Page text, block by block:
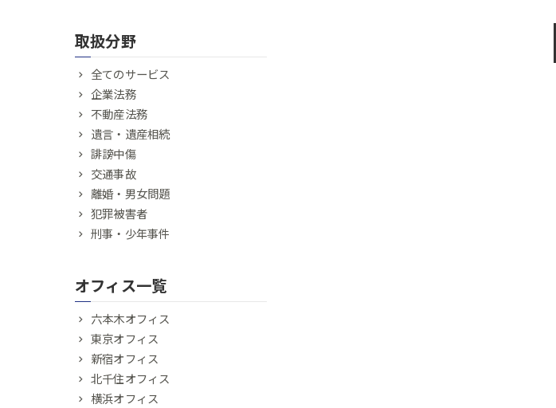
取扱分野
全てのサービス
企業法務
不動産法務
遺言・遺産相続
誹謗中傷
交通事故
離婚・男女問題
犯罪被害者
刑事・少年事件
オフィス一覧
六本木オフィス
東京オフィス
新宿オフィス
北千住オフィス
横浜オフィス